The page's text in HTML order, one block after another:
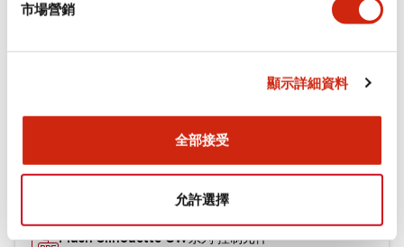
市場營銷
顯示詳細資料
全部接受
允許選擇
型錄和宣傳手冊 CAD檔 認證與標準
Flush Silhouette CW系列 控制元件